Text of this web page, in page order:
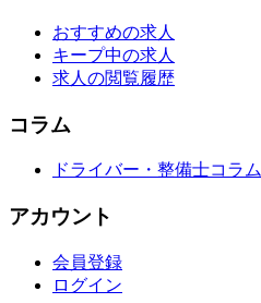
おすすめの求人
キープ中の求人
求人の閲覧履歴
コラム
ドライバー・整備士コラム
アカウント
会員登録
ログイン